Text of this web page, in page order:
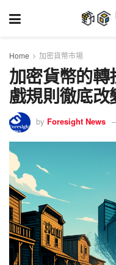
Home 加密貨幣市場
加密貨幣的轉
戲規則徹底改
by Foresight News